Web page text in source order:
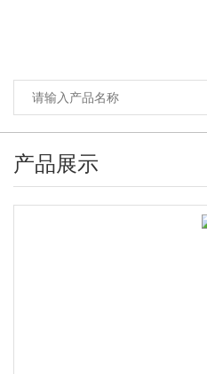
产品展示